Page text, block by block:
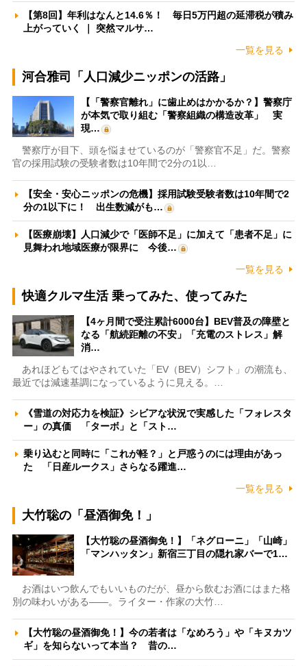
【第8回】年利はなんと14.6％！ 毎日5万円超の延滞税が積み
上がっていく ｜ 突然マルサ…
一覧を見る
河合雅司「人口減少ニッポンの活路」
【「警察官離れ」に歯止めはかかるか？】警察庁
が本気で取り組む「警察組織の構造改革」 実
現…
警察庁が目下、頭を悩ませているのが「警察官不足」だ。警察
官の採用試験の受験者数は10年間で2分の1以…
【安全・安心ニッポンの危機】採用試験受験者数は10年間で2
分の1以下に！ 出生数減がも…
【医療崩壊】人口減少で「医師不足」に加えて「患者不足」に
見舞われ地域医療が限界に 今後…
一覧を見る
快適クルマ生活 乗ってみた、使ってみた
【4ヶ月間で受注累計6000台】BEV普及の障壁と
なる「航続距離の不安」「充電のストレス」解
消…
あれほどもてはやされていた「EV（BEV）シフト」の潮流も、
最近では減速基調になっているように見える。…
《雪道の対応力を検証》シビアな状況で実感した「フォレスタ
ー」の真価 「ターボ」と「スト…
乗り込むと同時に「これが軽？」と戸惑うのには理由があっ
た 「日産ルークス」さらなる躍進…
一覧を見る
大竹聡の「昼酒御免！」
【大竹聡の昼酒御免！】「ネグローニ」「山崎」
「マンハッタン」新宿三丁目の隠れ家バーで1…
お酒はいつ飲んでもいいものだが、昼から飲むお酒にはまた格
別の味わいがある――。ライター・作家の大竹…
【大竹聡の昼酒御免！】今の若者は「なめろう」や「キヌカツ
ギ」を知らないって本当？ 昔の…